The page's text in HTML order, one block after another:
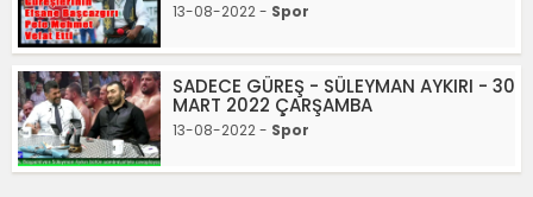
13-08-2022 - Spor
SADECE GÜREŞ - SÜLEYMAN AYKIRI - 30
MART 2022 ÇARŞAMBA
13-08-2022 - Spor